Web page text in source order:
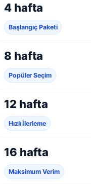
4 hafta
Başlangıç Paketi
8 hafta
Popüler Seçim
12 hafta
Hızlı İlerleme
16 hafta
Maksimum Verim